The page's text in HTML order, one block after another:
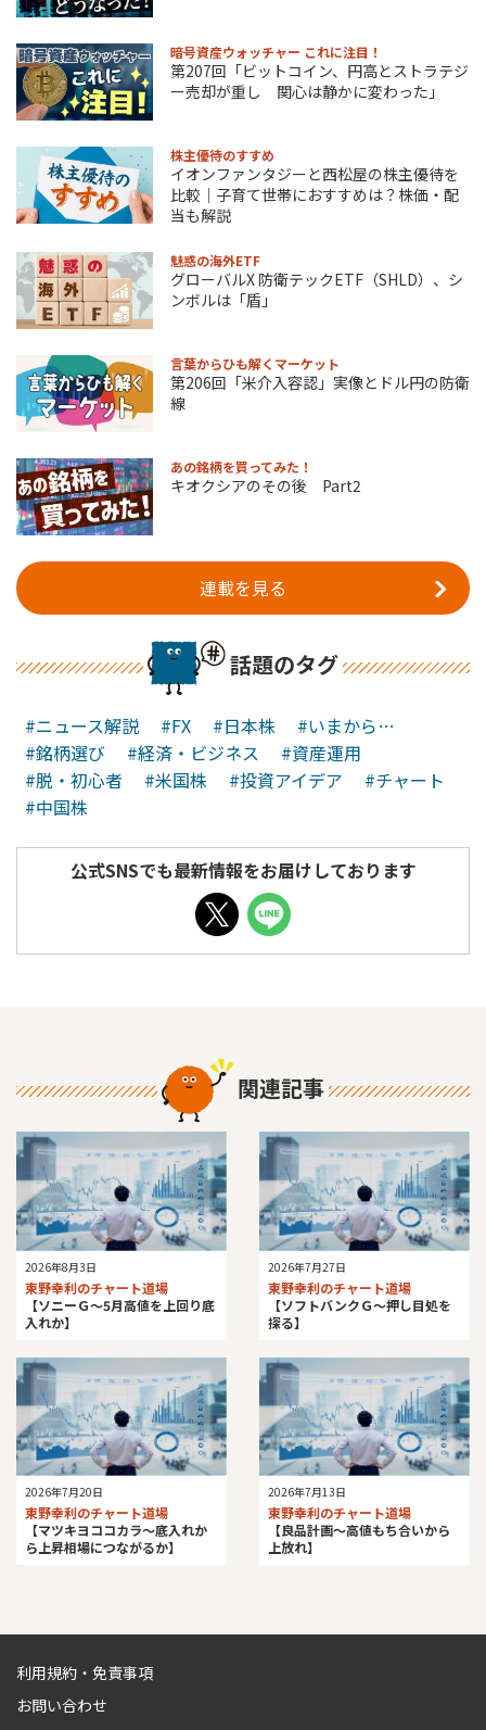
暗号資産ウォッチャー これに注目！
第207回「ビットコイン、円高とストラテジ
ー売却が重し 関心は静かに変わった」
株主優待のすすめ
イオンファンタジーと西松屋の株主優待を
比較｜子育て世帯におすすめは？株価・配
当も解説
魅惑の海外ETF
グローバルX 防衛テックETF（SHLD）、シ
ンボルは「盾」
言葉からひも解くマーケット
第206回「米介入容認」実像とドル円の防衛
線
あの銘柄を買ってみた！
キオクシアのその後 Part2
連載を見る
話題のタグ
#ニュース解説 #FX #日本株
#いまから…
#銘柄選び
#経済・ビジネス
#資産運用
#脱・初心者
#米国株 #投資アイデア
#チャート
#中国株
公式SNSでも最新情報をお届けしております
関連記事
2026年8月3日
東野幸利のチャート道場
【ソニーＧ～5月高値を上回り底
入れか】
2026年7月27日
東野幸利のチャート道場
【ソフトバンクＧ～押し目処を
探る】
2026年7月20日
東野幸利のチャート道場
【マツキヨココカラ～底入れか
ら上昇相場につながるか】
2026年7月13日
東野幸利のチャート道場
【良品計画～高値もち合いから
上放れ】
利用規約・免責事項
お問い合わせ